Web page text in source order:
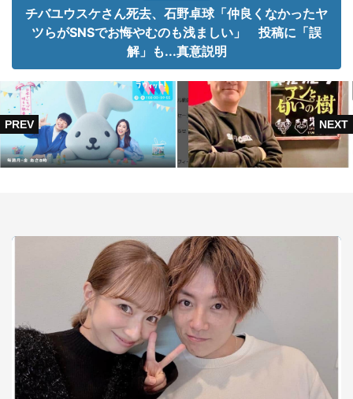
チバユウスケさん死去、石野卓球「仲良くなかったヤ
ツらがSNSでお悔やむのも浅ましい」 投稿に「誤
解」も...真意説明